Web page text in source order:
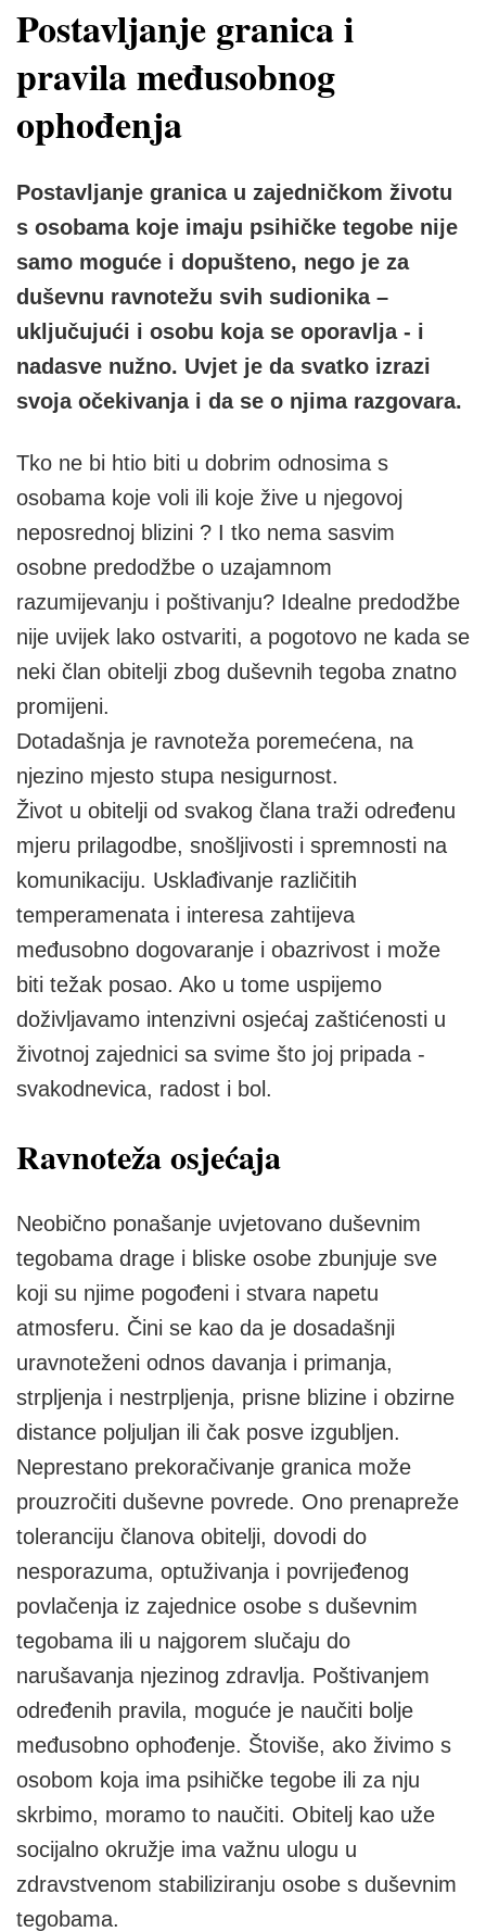
Postavljanje granica i
pravila međusobnog
ophođenja
Postavljanje granica u zajedničkom životu
s osobama koje imaju psihičke tegobe nije
samo moguće i dopušteno, nego je za
duševnu ravnotežu svih sudionika –
uključujući i osobu koja se oporavlja - i
nadasve nužno. Uvjet je da svatko izrazi
svoja očekivanja i da se o njima razgovara.
Tko ne bi htio biti u dobrim odnosima s
osobama koje voli ili koje žive u njegovoj
neposrednoj blizini ? I tko nema sasvim
osobne predodžbe o uzajamnom
razumijevanju i poštivanju? Idealne predodžbe
nije uvijek lako ostvariti, a pogotovo ne kada se
neki član obitelji zbog duševnih tegoba znatno
promijeni.
Dotadašnja je ravnoteža poremećena, na
njezino mjesto stupa nesigurnost.
Život u obitelji od svakog člana traži određenu
mjeru prilagodbe, snošljivosti i spremnosti na
komunikaciju. Usklađivanje različitih
temperamenata i interesa zahtijeva
međusobno dogovaranje i obazrivost i može
biti težak posao. Ako u tome uspijemo
doživljavamo intenzivni osjećaj zaštićenosti u
životnoj zajednici sa svime što joj pripada -
svakodnevica, radost i bol.
Ravnoteža osjećaja
Neobično ponašanje uvjetovano duševnim
tegobama drage i bliske osobe zbunjuje sve
koji su njime pogođeni i stvara napetu
atmosferu. Čini se kao da je dosadašnji
uravnoteženi odnos davanja i primanja,
strpljenja i nestrpljenja, prisne blizine i obzirne
distance poljuljan ili čak posve izgubljen.
Neprestano prekoračivanje granica može
prouzročiti duševne povrede. Ono prenapreže
toleranciju članova obitelji, dovodi do
nesporazuma, optuživanja i povrijeđenog
povlačenja iz zajednice osobe s duševnim
tegobama ili u najgorem slučaju do
narušavanja njezinog zdravlja. Poštivanjem
određenih pravila, moguće je naučiti bolje
međusobno ophođenje. Štoviše, ako živimo s
osobom koja ima psihičke tegobe ili za nju
skrbimo, moramo to naučiti. Obitelj kao uže
socijalno okružje ima važnu ulogu u
zdravstvenom stabiliziranju osobe s duševnim
tegobama.